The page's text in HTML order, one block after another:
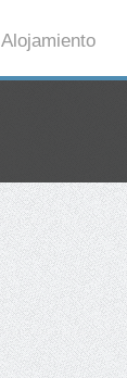
Alojamiento